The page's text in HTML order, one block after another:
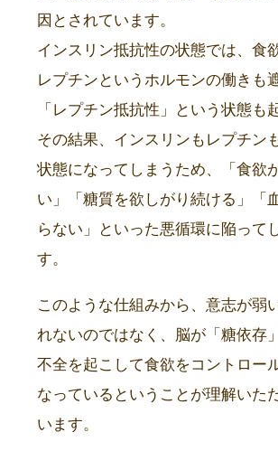
因とされています。
インスリン抵抗性の状態では、食
レプチンというホルモンの働きも
「レプチン抵抗性」という状態も
その結果、インスリンもレプチン
状態になってしまうため、「食欲
い」「糖質を欲しがり続ける」「
らない」といった悪循環に陥って
す。
このような仕組みから、意志が弱
れないのではなく、脳が「糖依存
不全を起こして食欲をコントロー
なっているということが理解いた
います。